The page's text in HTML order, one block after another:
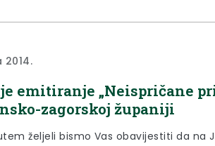
gradonačelnika gospođa Sandra
gradonačelnik grada Cresa gospodin
gradonačelnici i načelnici susjednih
te mnogobrojni poduzetnici.
2014.
emitiranje „Neispričane
zagorskoj županiji
željeli bismo Vas obavijestiti da na